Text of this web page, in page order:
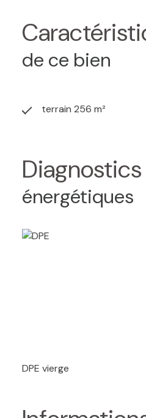
de ce bien
terrain 256 m²
Diagnostics
énergétiques
DPE vierge